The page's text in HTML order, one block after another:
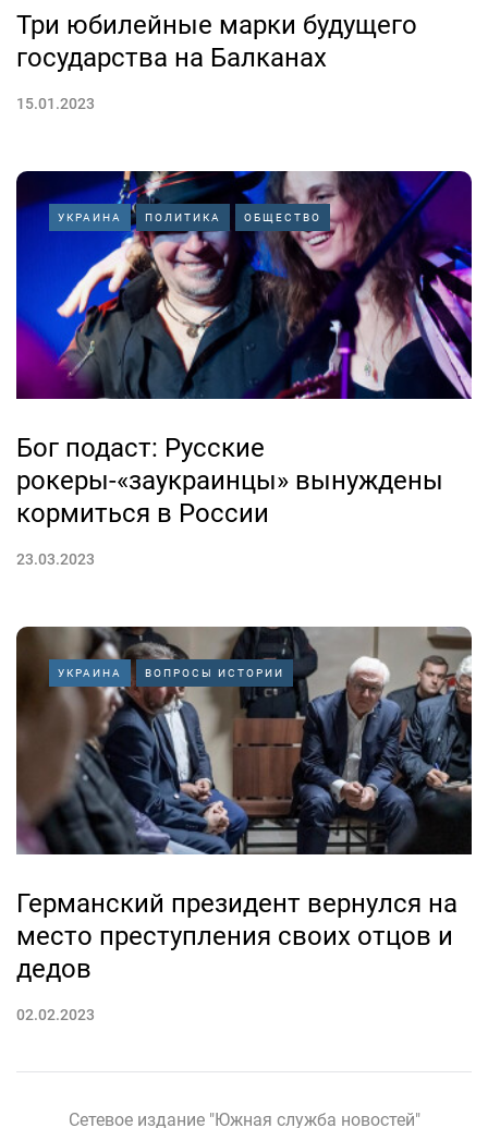
Три юбилейные марки будущего
государства на Балканах
15.01.2023
УКРАИНА ПОЛИТИКА ОБЩЕСТВО
Бог подаст: Русские
рокеры-«заукраинцы» вынуждены
кормиться в России
23.03.2023
УКРАИНА ВОПРОСЫ ИСТОРИИ
Германский президент вернулся на
место преступления своих отцов и
дедов
02.02.2023
Сетевое издание "Южная служба новостей"